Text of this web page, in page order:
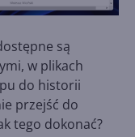
są
w plikach
do historii
przejść do
tego dokonać?